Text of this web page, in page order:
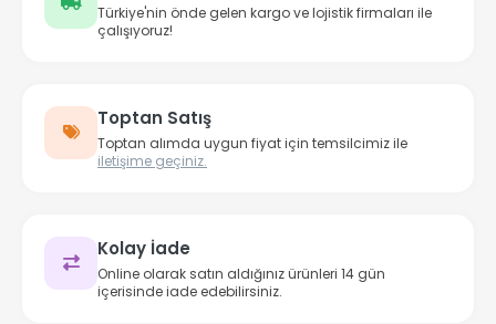
Türkiye'nin önde gelen kargo ve lojistik firmaları ile
çalışıyoruz!
Toptan Satış
Toptan alımda uygun fiyat için temsilcimiz ile
iletişime geçiniz.
Kolay İade
Online olarak satın aldığınız ürünleri 14 gün
içerisinde iade edebilirsiniz.